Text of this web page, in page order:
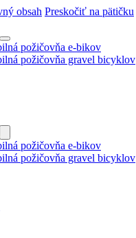
obsah Preskočiť na pätičku
požičovňa e-bikov
požičovňa gravel bicyklov
požičovňa e-bikov
požičovňa gravel bicyklov